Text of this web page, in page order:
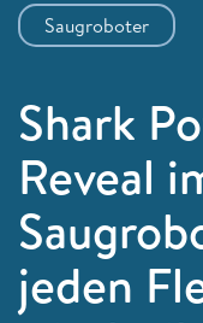
Saugroboter
Shark
Reveal
jeden